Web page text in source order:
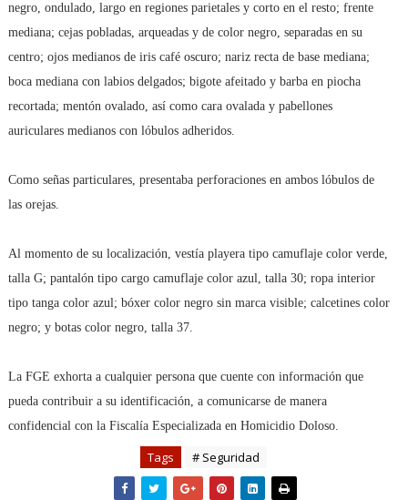
negro, ondulado, largo en regiones parietales y corto en el resto; frente
mediana; cejas pobladas, arqueadas y de color negro, separadas en su
centro; ojos medianos de iris café oscuro; nariz recta de base mediana;
boca mediana con labios delgados; bigote afeitado y barba en piocha
recortada; mentón ovalado, así como cara ovalada y pabellones
auriculares medianos con lóbulos adheridos.
Como señas particulares, presentaba perforaciones en ambos lóbulos de
las orejas.
Al momento de su localización, vestía playera tipo camuflaje color verde,
talla G; pantalón tipo cargo camuflaje color azul, talla 30; ropa interior
tipo tanga color azul; bóxer color negro sin marca visible; calcetines color
negro; y botas color negro, talla 37.
La FGE exhorta a cualquier persona que cuente con información que
pueda contribuir a su identificación, a comunicarse de manera
confidencial con la Fiscalía Especializada en Homicidio Doloso.
Tags # Seguridad